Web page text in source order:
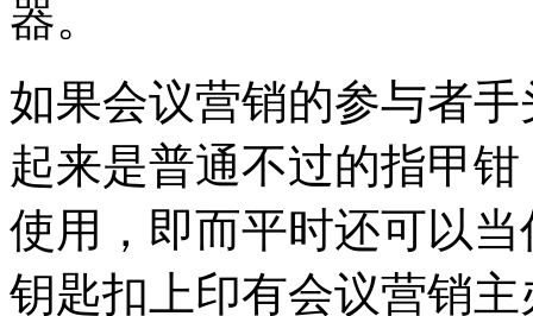
器。
如果会议营销的参与者
起来是普通不过的指甲
使用，即而平时还可以
钥匙扣上印有会议营销